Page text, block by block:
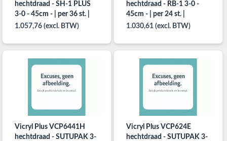
hechtdraad - SH-1 PLUS
3-0 - 45cm - | per 36 st. |
1.057,76 (excl. BTW)
hechtdraad - RB-1 3-0 -
45cm - | per 24 st. |
1.030,61 (excl. BTW)
Vicryl Plus VCP6441H
hechtdraad - SUTUPAK 3-
Vicryl Plus VCP624E
hechtdraad - SUTUPAK 3-